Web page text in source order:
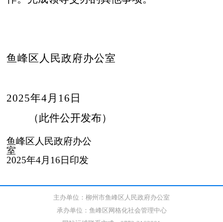
鱼峰区人民政府办公室
2025年4 月 16 日
（此件公开发布）
鱼峰区人民政府办公
室
2025年4月 16日印发
主办单位：柳州市鱼峰区人民政府办公室
承办单位：鱼峰区网格化社会管理中心